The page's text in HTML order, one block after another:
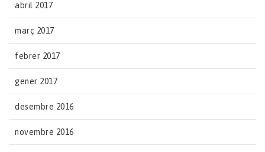
abril 2017
març 2017
febrer 2017
gener 2017
desembre 2016
novembre 2016